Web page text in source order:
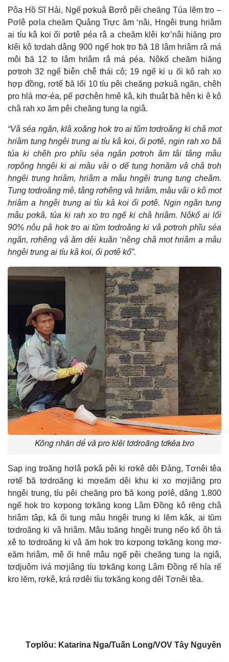
Pôa Hồ Sĩ Hải, Ngế pơkuâ Ƀơrô pêi cheăng Túa lĕm tro –
Pơlê pơla cheăm Quảng Trực ăm ‘nâi, Hngêi trung hriâm
ai tíu kâ koi ối pơtê péa râ a cheăm klêi kơ’nâi hiăng pro
klêi kô tơdah dâng 900 ngế hok tro ƀă 18 lâm hriâm râ má
môi ƀă 12 to lâm hriâm râ má péa. Nôkố cheăm hiăng
pơtroh 32 ngế ƀiê̆n chê̆ thái cô; 19 ngế ki u ối kô rah xo
hợp đồng, rơtế ƀă lối 10 tíu pêi cheăng pơkuâ ngăn, chêh
pro hlá mơ-éa, pế pơchên hmê kâ, kih thuât ƀă hên ki ê kô
châ rah xo ăm pêi cheăng tung la ngiâ.
“Vâ séa ngăn, klâ xoăng hok tro ai tŭm tơdroăng ki châ mot
hriâm tung hngêi trung ai tíu kâ koi, ối pơtê, ngin rah xo ƀă
túa ki chêh pro phĭu séa ngăn pơtroh ăm tâi tâng mâu
rơpŏng hngêi ki ai mâu vâi o dế tung hơnăm vâ châ troh
hngêi trung hriâm, hriâm a mâu hngêi trung tung cheăm.
Tung tơdroăng mê, tâng rơhêng vâ hriâm, mâu vâi o kô mot
hriâm a hngêi trung ai tíu kâ koi ối pơtê. Ngin ngăn tung
mâu pơkâ, túa ki rah xo tro ngế ki châ hriâm. Nôkố ai lối
90% nôu pâ hok tro ai tŭm tơdroăng ki vâ pơtroh phĭu séa
ngăn, rơhêng vâ ăm dêi kuăn ‘nĕng châ mot hriâm a mâu
hngêi trung ai tíu kâ koi, ối pơtê kố”.
Kŏng nhân dế vâ pro klêi tơdroăng tơkêa bro
Sap ing troăng hơlâ pơkâ pêi ki rơkê dêi Đảng, Tơnêi têa
rơtế ƀă tơdroăng ki mơeăm dêi khu ki xo mơjiâng pro
hngêi trung, tíu pêi cheăng pro ƀă kong pơlê, dâng 1.800
ngế hok tro kơpong tơkăng kong Lâm Đồng kô rĕng châ
hriâm tâp, kâ ối tung mâu hngêi trung ki lĕm kâk, ai tŭm
tơdroăng ki vâ hriâm. Mâu toăng hngêi trung nếo kố ôh tá
xê to tơdroăng ki vâ ăm hok tro kơpong tơkăng kong mơ-
eăm hriâm, mê ối hnê mâu ngế pêi cheăng tung la ngiâ,
tơdjuôm ivá mơjiâng tíu tơkăng kong Lâm Đồng rế hía rế
kro lĕm, rơkê, krá rơdêi tíu tơkăng kong dêi Tơnêi têa.
Tơplôu: Katarina Nga/Tuấn Long/VOV Tây Nguyên